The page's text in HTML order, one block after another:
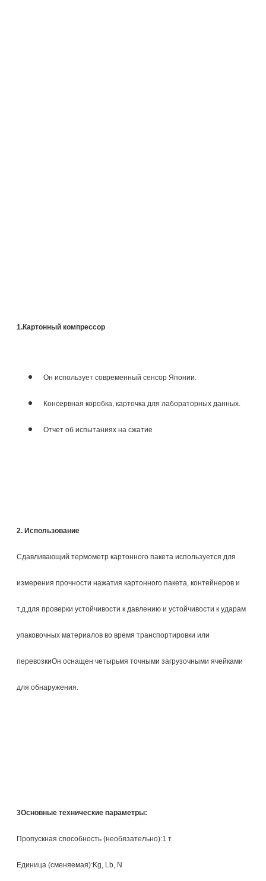
1.Картонный компрессор
Он использует современный сенсор Японии.
Консервная коробка, карточка для лабораторных данных.
Отчет об испытаниях на сжатие
2. Использование
Сдавливающий термометр картонного пакета используется для
измерения прочности нажатия картонного пакета, контейнеров и
т.д.для проверки устойчивости к давлению и устойчивости к ударам
упаковочных материалов во время транспортировки или
перевозкиОн оснащен четырьмя точными загрузочными ячейками
для обнаружения.
3Основные технические параметры:
Пропускная способность (необязательно):1 т
Единица (сменяемая):Kg, Lb, N